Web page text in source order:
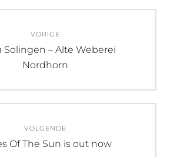
VORIGE
Solingen – Alte Weberei
Nordhorn
VOLGENDE
Of The Sun is out now